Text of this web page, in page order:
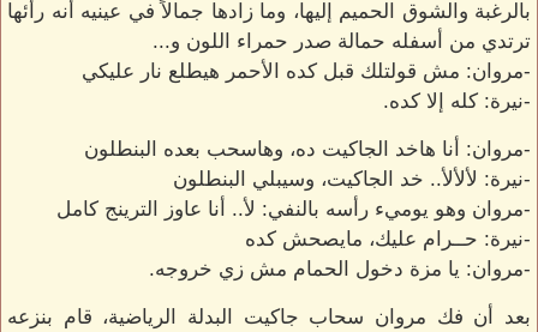
بالرغبة والشوق الحميم إليها، وما زادها جمالاً في عينيه أنه رأئها
ترتدي من أسفله حمالة صدر حمراء اللون و...
-مروان: مش قولتلك قبل كده الأحمر هيطلع نار عليكي
-نيرة: كله إلا كده.
-مروان: أنا هاخد الجاكيت ده، وهاسحب بعده البنطلون
-نيرة: لألألأ.. خد الجاكيت، وسيبلي البنطلون
-مروان وهو يوميء رأسه بالنفي: لأ.. أنا عاوز الترينج كامل
-نيرة: حــرام عليك، مايصحش كده
-مروان: يا مزة دخول الحمام مش زي خروجه.
بعد أن فك مروان سحاب جاكيت البدلة الرياضية، قام بنزعه